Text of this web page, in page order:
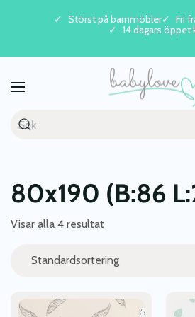
Skip to main content
Störst på barnmöbler
Fri
14 dagars öppet
80x190 (B:86
Visar alla 4 resultat
här
här